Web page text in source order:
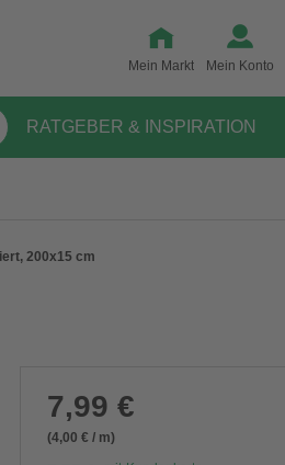
Mein Markt Mein Konto
RATGEBER & INSPIRATION
200x15 cm
7,99 €
(4,00 € / m)